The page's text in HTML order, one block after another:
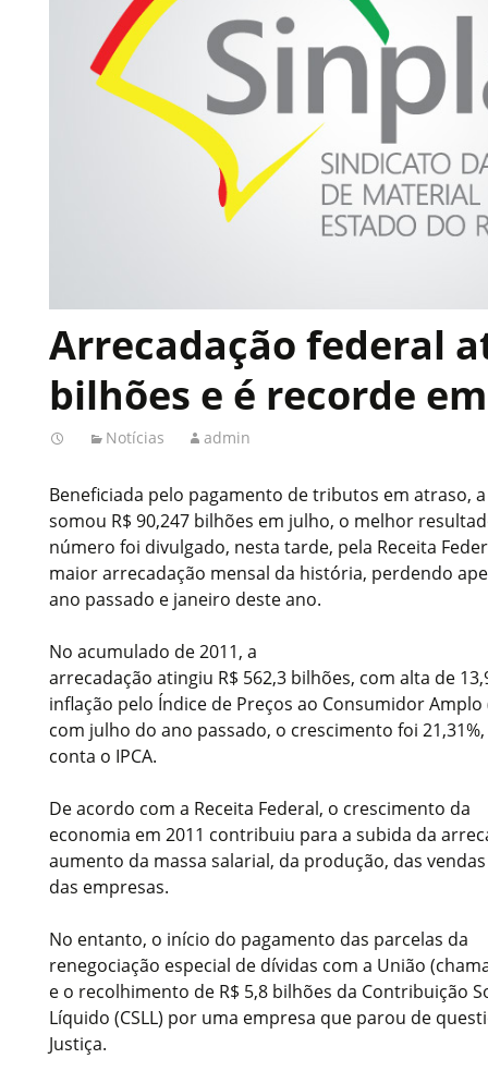
Arrecadação federal
bilhões e é recorde
Notícias admin
Beneficiada pelo pagamento de tributos em atraso,
somou R$ 90,247 bilhões em julho, o melhor
número foi divulgado, nesta tarde, pela Receita
maior arrecadação mensal da história, perdendo
ano passado e janeiro deste ano.
No acumulado de 2011, a
arrecadação atingiu R$ 562,3 bilhões, com alta de
inflação pelo Índice de Preços ao Consumidor Amplo
com julho do ano passado, o crescimento foi
conta o IPCA.
De acordo com a Receita Federal, o crescimento da
economia em 2011 contribuiu para a subida da
aumento da massa salarial, da produção, das
das empresas.
No entanto, o início do pagamento das parcelas da
renegociação especial de dívidas com a União
e o recolhimento de R$ 5,8 bilhões da Contribuição
Líquido (CSLL) por uma empresa que parou de
Justiça.